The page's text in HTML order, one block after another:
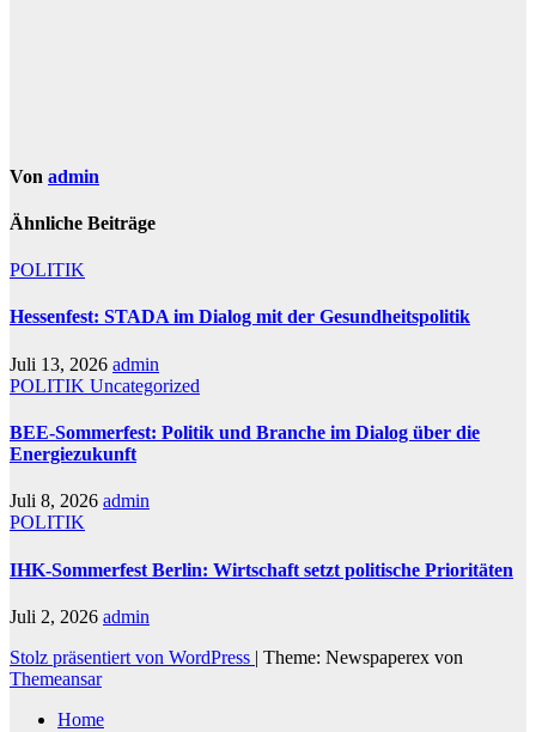
Von admin
Ähnliche Beiträge
POLITIK
Hessenfest: STADA im Dialog mit der Gesundheitspolitik
Juli 13, 2026 admin
POLITIK Uncategorized
BEE-Sommerfest: Politik und Branche im Dialog über die
Energiezukunft
Juli 8, 2026 admin
POLITIK
IHK-Sommerfest Berlin: Wirtschaft setzt politische Prioritäten
Juli 2, 2026 admin
Stolz präsentiert von WordPress | Theme: Newspaperex von
Themeansar
Home